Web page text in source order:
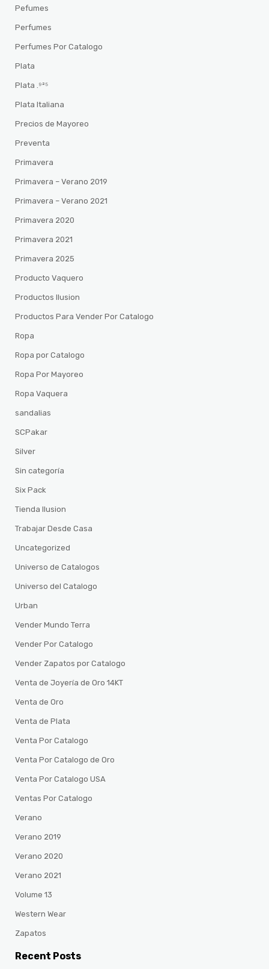
Pefumes
Perfumes
Perfumes Por Catalogo
Plata
Plata .⁹²⁵
Plata Italiana
Precios de Mayoreo
Preventa
Primavera
Primavera – Verano 2019
Primavera – Verano 2021
Primavera 2020
Primavera 2021
Primavera 2025
Producto Vaquero
Productos Ilusion
Productos Para Vender Por Catalogo
Ropa
Ropa por Catalogo
Ropa Por Mayoreo
Ropa Vaquera
sandalias
SCPakar
Silver
Sin categoría
Six Pack
Tienda Ilusion
Trabajar Desde Casa
Uncategorized
Universo de Catalogos
Universo del Catalogo
Urban
Vender Mundo Terra
Vender Por Catalogo
Vender Zapatos por Catalogo
Venta de Joyería de Oro 14KT
Venta de Oro
Venta de Plata
Venta Por Catalogo
Venta Por Catalogo de Oro
Venta Por Catalogo USA
Ventas Por Catalogo
Verano
Verano 2019
Verano 2020
Verano 2021
Volume 13
Western Wear
Zapatos
Recent Posts